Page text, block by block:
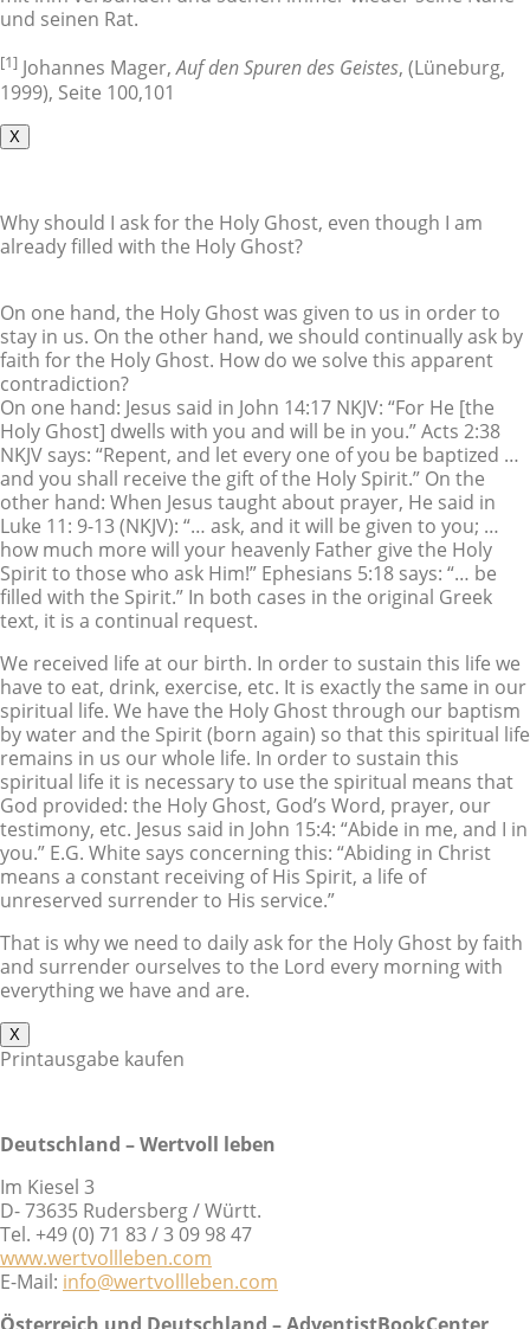
und seinen Rat.
[1] Johannes Mager,Auf den Spuren des Geistes, (Lüneburg,
1999), Seite 100,101
X
Why should I ask for the Holy Ghost, even though I am
already filled with the Holy Ghost?
On one hand, the Holy Ghost was given to us in order to
stay in us. On the other hand, we should continually ask by
faith for the Holy Ghost. How do we solve this apparent
contradiction?
On one hand: Jesus said in John 14:17 NKJV: “For He [the
Holy Ghost] dwells with you and will be in you.” Acts 2:38
NKJV says: “Repent, and let every one of you be baptized …
and you shall receive the gift of the Holy Spirit.” On the
other hand: When Jesus taught about prayer, He said in
Luke 11: 9-13 (NKJV): “… ask, and it will be given to you; …
how much more will your heavenly Father give the Holy
Spirit to those who ask Him!” Ephesians 5:18 says: “… be
filled with the Spirit.” In both cases in the original Greek
text, it is a continual request.
We received life at our birth. In order to sustain this life we
have to eat, drink, exercise, etc. It is exactly the same in our
spiritual life. We have the Holy Ghost through our baptism
by water and the Spirit (born again) so that this spiritual life
remains in us our whole life. In order to sustain this
spiritual life it is necessary to use the spiritual means that
God provided: the Holy Ghost, God’s Word, prayer, our
testimony, etc. Jesus said in John 15:4: “Abide in me, and I in
you.” E.G. White says concerning this: “Abiding in Christ
means a constant receiving of His Spirit, a life of
unreserved surrender to His service.”
That is why we need to daily ask for the Holy Ghost by faith
and surrender ourselves to the Lord every morning with
everything we have and are.
X
Printausgabe kaufen
Deutschland – Wertvoll leben
Im Kiesel 3
D- 73635 Rudersberg / Württ.
Tel. +49 (0) 71 83 / 3 09 98 47
www.wertvollleben.com
E-Mail: info@wertvollleben.com